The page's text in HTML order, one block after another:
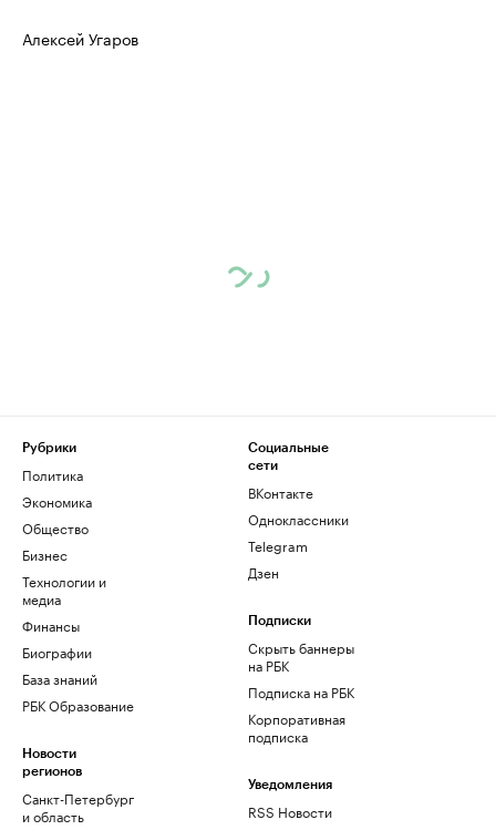
Алексей Угаров
Рубрики
Политика
Экономика
Общество
Бизнес
Технологии и
медиа
Финансы
Биографии
База знаний
РБК Образование
Новости
регионов
Санкт-Петербург
и область
Социальные
сети
ВКонтакте
Одноклассники
Telegram
Дзен
Подписки
Скрыть баннеры
на РБК
Подписка на РБК
Корпоративная
подписка
Уведомления
RSS Новости